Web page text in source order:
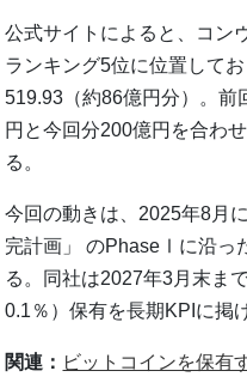
公式サイトによると、コン
ランキング5位に位置して
519.93（約86億円分）。前
円と今回分200億円を合わ
る。
今回の動きは、2025年8月
完計画」 のPhaseⅠに沿っ
る。同社は2027年3月末ま
0.1％）保有を長期KPIに掲
関連： ビットコインを保有